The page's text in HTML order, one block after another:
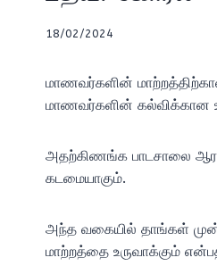
18/02/2024
மாணவர்களின்
மாணவர்களின் கல்விக்கான
அதற்கிணங்க பாடசாலை
கடமையாகும்.
அந்த வகையில் தாங்கள்
மாற்றத்தை உருவாக்கும்